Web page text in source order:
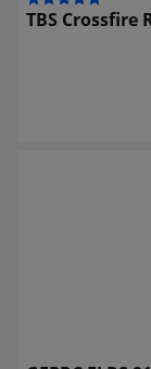
TBS Crossfire